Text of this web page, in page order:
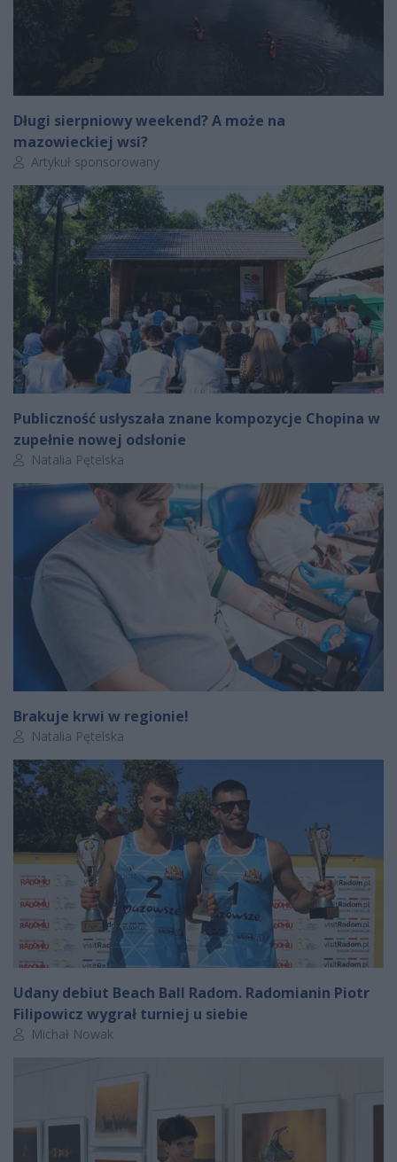
Długi sierpniowy weekend? A może na
mazowieckiej wsi?
Autor artykułu:
Artykuł sponsorowany
Publiczność usłyszała znane kompozycje Chopina w
zupełnie nowej odsłonie
Autor artykułu:
Natalia Pętelska
Brakuje krwi w regionie!
Autor artykułu:
Natalia Pętelska
Udany debiut Beach Ball Radom. Radomianin Piotr
Filipowicz wygrał turniej u siebie
Autor artykułu:
Michał Nowak